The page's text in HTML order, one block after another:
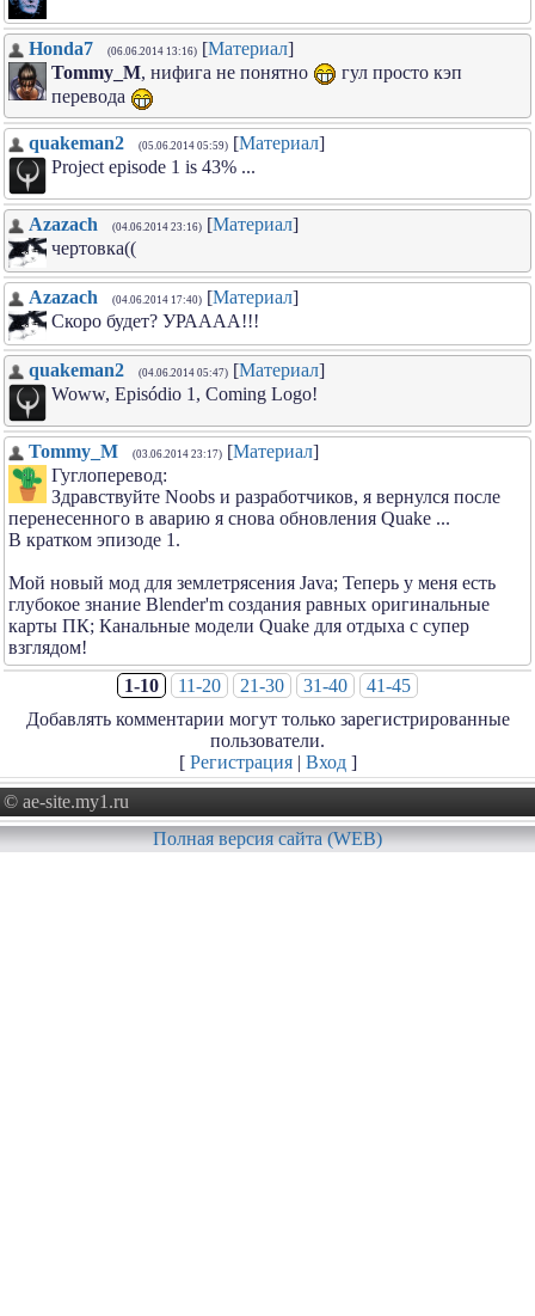
Honda7 (06.06.2014 13:16) [Материал]
Tommy_M, нифига не понятно
гул просто кэп
перевода
quakeman2 (05.06.2014 05:59) [Материал]
Project episode 1 is 43% ...
Azazach (04.06.2014 23:16) [Материал]
чертовка((
Azazach (04.06.2014 17:40) [Материал]
Скоро будет? УРАААА!!!
quakeman2 (04.06.2014 05:47) [Материал]
Woww, Episódio 1, Coming Logo!
Tommy_M (03.06.2014 23:17) [Материал]
Гуглоперевод:
Здравствуйте Noobs и разработчиков, я вернулся после
перенесенного в аварию я снова обновления Quake ...
В кратком эпизоде ​​1.
Мой новый мод для землетрясения Java; Теперь у меня есть
глубокое знание Blender'm создания равных оригинальные
карты ПК; Канальные модели Quake для отдыха с супер
взглядом!
1-10
11-20 21-30 31-40
41-45
Добавлять комментарии могут только зарегистрированные
пользователи.
[ Регистрация| Вход]
© ae-site.my1.ru
Полная версия сайта (WEB)